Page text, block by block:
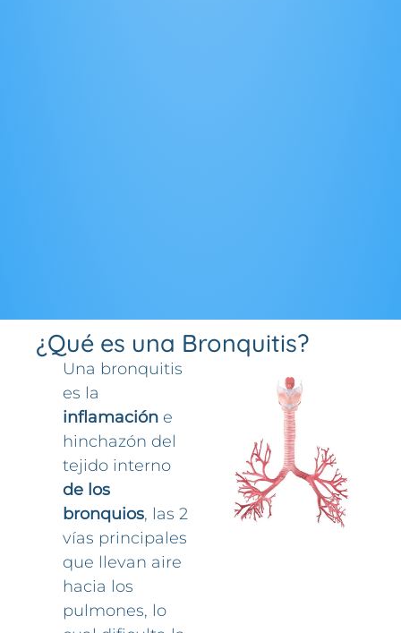
¿Qué es una Bronquitis?
Una bronquitis
es la
inflamación e
hinchazón del
tejido interno
de los
bronquios, las 2
vías principales
que llevan aire
hacia los
pulmones, lo